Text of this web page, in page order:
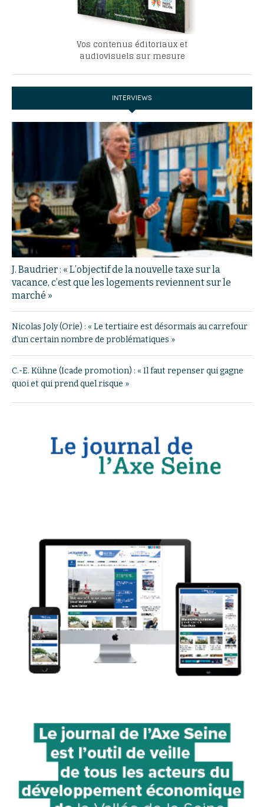
Vos contenus éditoriaux et
audiovisuels sur mesure
INTERVIEWS
J. Baudrier : « L’objectif de la nouvelle taxe sur la
vacance, c’est que les logements reviennent sur le
marché »
Nicolas Joly (Orie) : « Le tertiaire est désormais au carrefour
d’un certain nombre de problématiques »
C.-E. Kühne (Icade promotion) : « Il faut repenser qui gagne
quoi et qui prend quel risque »